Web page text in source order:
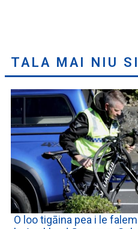
TALA MAI NIU
O loo tigāina pea i le